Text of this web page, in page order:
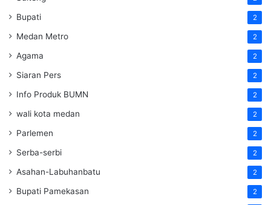
Bupati 2
Medan Metro 2
Agama 2
Siaran Pers 2
Info Produk BUMN 2
wali kota medan 2
Parlemen 2
Serba-serbi 2
Asahan-Labuhanbatu 2
Bupati Pamekasan 2